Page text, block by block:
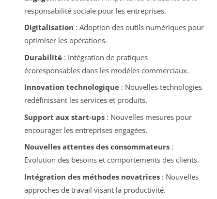
responsabilité sociale pour les entreprises.
Digitalisation : Adoption des outils numériques pour
optimiser les opérations.
Durabilité: Intégration de pratiques
écoresponsables dans les modèles commerciaux.
Innovation technologique: Nouvelles technologies
redéfinissant les services et produits.
Support aux start-ups: Nouvelles mesures pour
encourager les entreprises engagées.
Nouvelles attentes des consommateurs:
Evolution des besoins et comportements des clients.
Intégration des méthodes novatrices: Nouvelles
approches de travail visant la productivité.